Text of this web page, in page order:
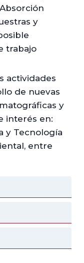
y
trabajo
actividades
de nuevas
y
interés en:
y Tecnología
entre